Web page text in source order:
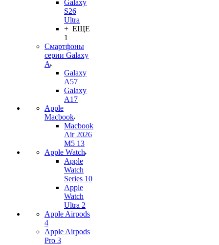
Galaxy
S26
Ultra
+ ЕЩЕ
1
Смартфоны
серии Galaxy
A
Galaxy
A57
Galaxy
A17
Apple
Macbook
Macbook
Air 2026
M5 13
Apple Watch
Apple
Watch
Series 10
Apple
Watch
Ultra 2
Apple Airpods
4
Apple Airpods
Pro 3